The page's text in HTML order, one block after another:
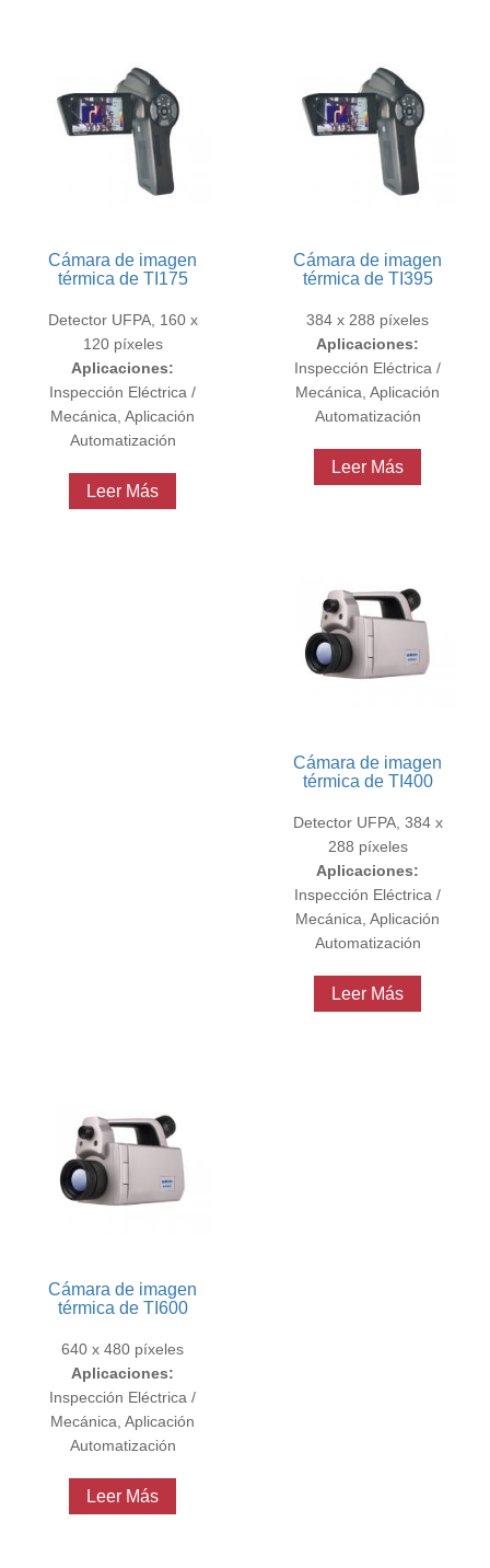
instalaciones,
no sólo dará
lugar a
enormes
pérdidas
causar dolor
Cámara de imagen
térmica de TI175
Detector UFPA, 160 x
120 píxeles
Aplicaciones:
Inspección Eléctrica /
Mecánica, Aplicación
Automatización
Leer Más
Cámara de imagen
térmica de TI395
384 x 288 píxeles
Aplicaciones:
Inspección Eléctrica /
Mecánica, Aplicación
Automatización
Leer Más
Cámara de imagen
térmica de TI400
Detector UFPA, 384 x
288 píxeles
Aplicaciones:
Inspección Eléctrica /
Mecánica, Aplicación
Automatización
Leer Más
Cámara de imagen
térmica de TI600
640 x 480 píxeles
Aplicaciones:
Inspección Eléctrica /
Mecánica, Aplicación
Automatización
Leer Más